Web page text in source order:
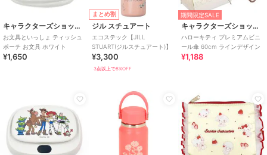
キャラクターズショップ ラフラフ
お文具といっしょ ティッシュ
ポーチ お文具 ホワイト
¥1,650
まとめ割
ジル スチュアート
エコステック【JILL
STUART(ジルスチュアート)】
¥3,300
3点以上で8%OFF
期間限定SALE
キャラクターズショップ ラフラフ
ハローキティ プレミアムビニ
ール傘 60cm ラインデザイン
¥1,188